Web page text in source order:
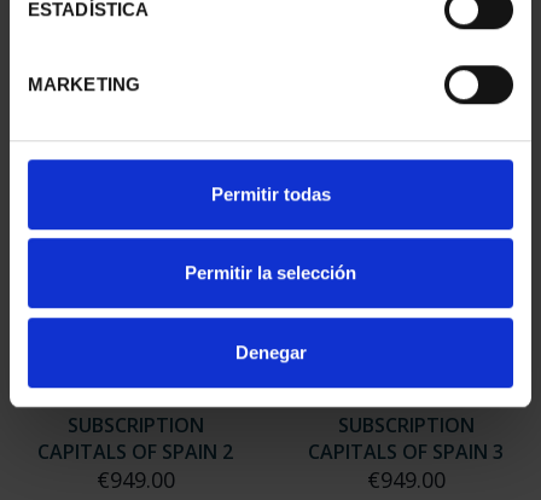
ESTADÍSTICA
MARKETING
Permitir todas
Permitir la selección
Denegar
ZARAGOZA
CAPITALS OF SPAIN 1
SUBSCRIPTION
CAPITALS OF SPAIN 2
€949.00
SUBSCRIPTION
CAPITALS OF SPAIN 3
€949.00